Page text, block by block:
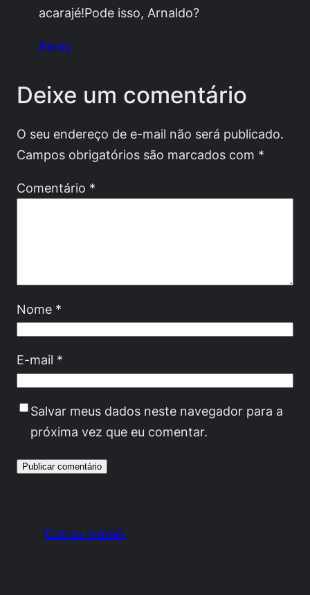
acarajé!Pode isso, Arnaldo?
Reply
Deixe um comentário
O seu endereço de e-mail não será publicado.
Campos obrigatórios são marcados com *
Comentário *
Nome *
E-mail *
Salvar meus dados neste navegador para a
próxima vez que eu comentar.
Carros Inúteis